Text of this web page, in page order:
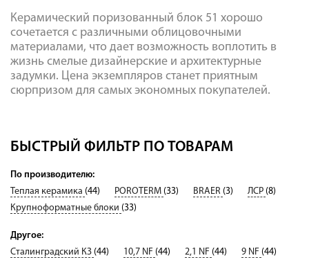
Керамический поризованный блок 51 хорошо
сочетается с различными облицовочными
материалами, что дает возможность воплотить в
жизнь смелые дизайнерские и архитектурные
задумки. Цена экземпляров станет приятным
сюрпризом для самых экономных покупателей.
БЫСТРЫЙ ФИЛЬТР ПО ТОВАРАМ
По производителю:
Теплая керамика (44) POROTERM (33) BRAER (3) ЛСР (8)
Крупноформатные блоки (33)
Другое:
Сталинградский КЗ (44) 10,7 NF (44) 2,1 NF (44) 9 NF (44)